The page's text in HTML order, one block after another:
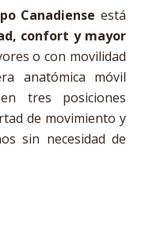
Canadiense está
confort y mayor
o con movilidad
anatómica móvil
tres posiciones
de movimiento y
sin necesidad de